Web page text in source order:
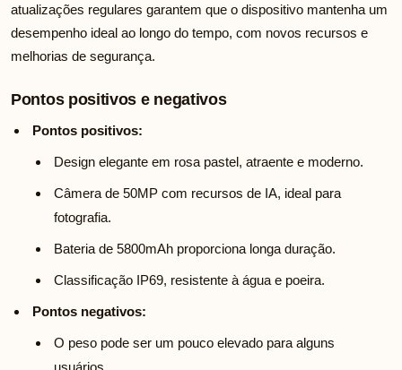
atualizações regulares garantem que o dispositivo mantenha um
desempenho ideal ao longo do tempo, com novos recursos e
melhorias de segurança.
Pontos positivos e negativos
Pontos positivos:
Design elegante em rosa pastel, atraente e moderno.
Câmera de 50MP com recursos de IA, ideal para
fotografia.
Bateria de 5800mAh proporciona longa duração.
Classificação IP69, resistente à água e poeira.
Pontos negativos:
O peso pode ser um pouco elevado para alguns